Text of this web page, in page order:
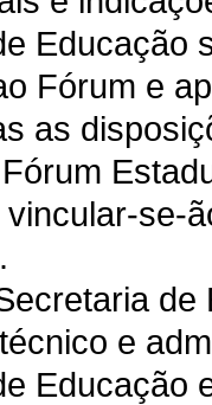
Educação
Fórum e
as
se-
e
Educação